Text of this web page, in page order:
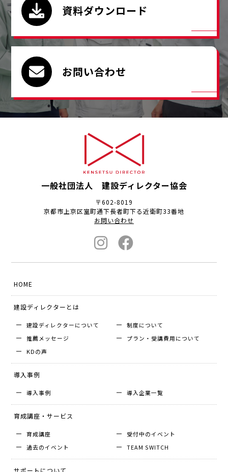
資料ダウンロード
お問い合わせ
一般社団法人 建設ディレクター協会
〒602-8019
京都市上京区室町通下長者町下る近衛町33番地
お問い合わせ
HOME
建設ディレクターとは
建設ディレクターについて
制度について
推薦メッセージ
プラン・受講費用について
KDの声
導入事例
導入事例 導入企業⼀覧
育成講座・サービス
育成講座
受付中のイベント
過去のイベント
TEAM SWITCH
サポートについて